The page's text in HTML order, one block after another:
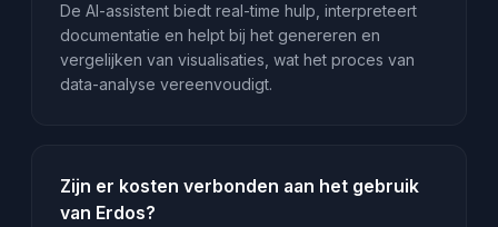
De AI-assistent biedt real-time hulp, interpreteert
documentatie en helpt bij het genereren en
vergelijken van visualisaties, wat het proces van
data-analyse vereenvoudigt.
Zijn er kosten verbonden aan het gebruik
van Erdos?